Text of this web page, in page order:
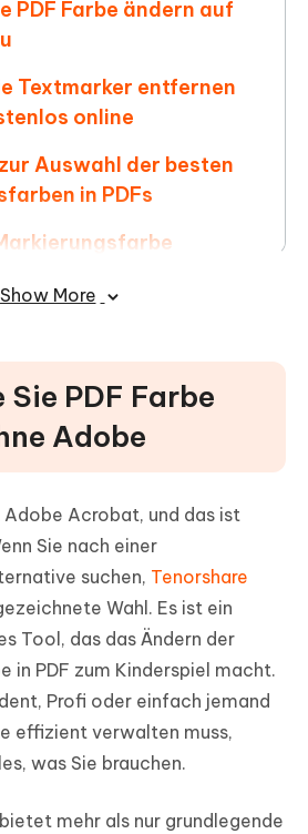
PDF Farbe ändern auf
Textmarker entfernen
online
Auswahl der besten
in PDFs
Show More
Sie PDF Farbe
Adobe
Acrobat, und das ist
Sie nach einer
suchen, Tenorshare
Wahl. Es ist ein
Tool, das das Ändern der
in PDF zum Kinderspiel macht.
Profi oder einfach jemand
effizient verwalten muss,
was Sie brauchen.
mehr als nur grundlegende